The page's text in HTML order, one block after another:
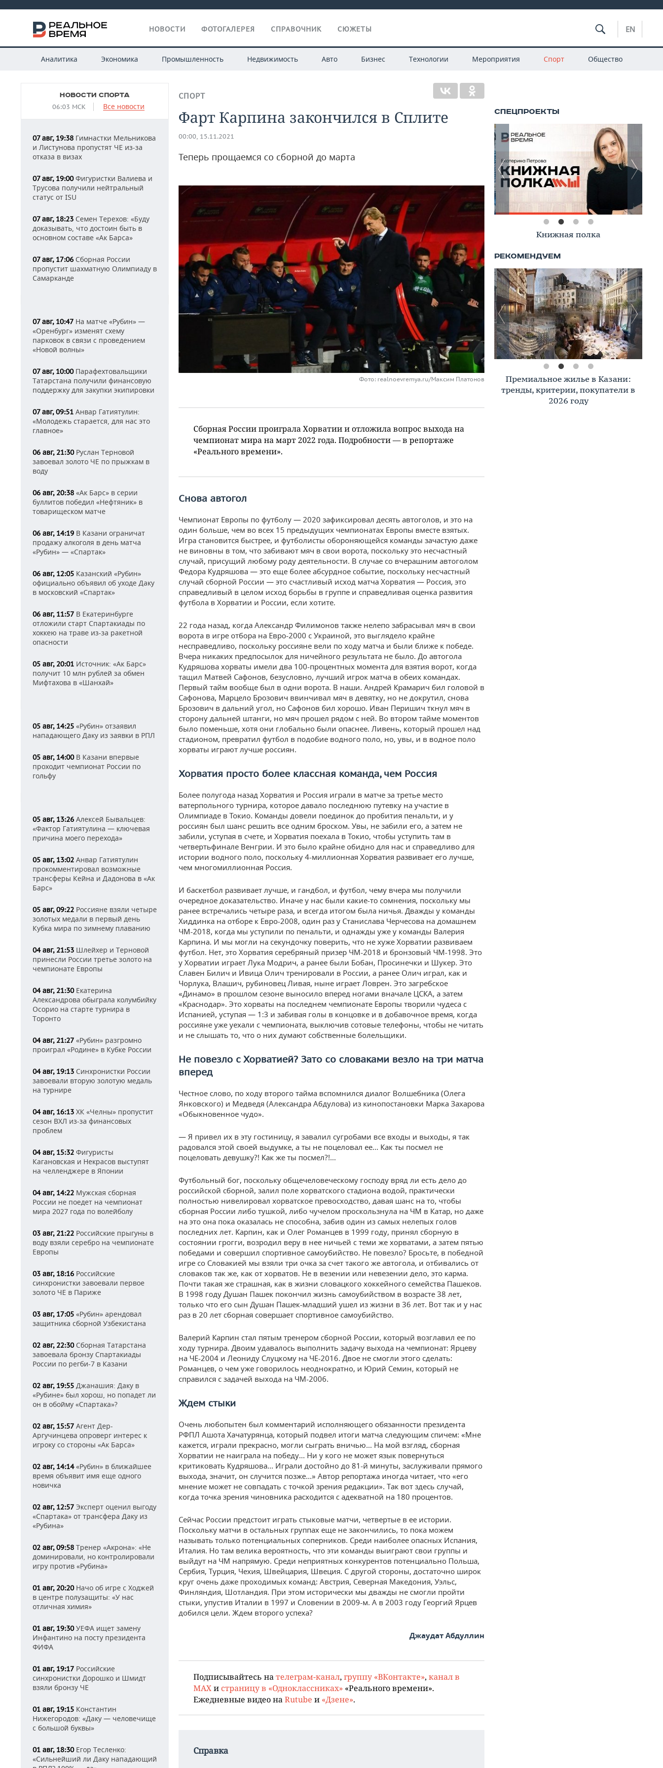
НОВОСТИ ФОТОГАЛЕРЕЯ СПРАВОЧНИК СЮЖЕТЫ EN
Аналитика Экономика Промышленность Недвижимость Авто Бизнес Технологии Мероприятия Спорт Общество
НОВОСТИ СПОРТА
06:03 МСК Все новости
07 авг, 19:38 Гимнастки Мельникова
и Листунова пропустят ЧЕ из-за
отказа в визах
07 авг, 19:00Фигуристки Валиева и
Трусова получили нейтральный
статус от ISU
07 авг, 18:23 Семен Терехов: «Буду
доказывать, что достоин быть в
основном составе «Ак Барса»
07 авг, 17:06 Сборная России
пропустит шахматную Олимпиаду в
Самарканде
07 авг, 10:47 На матче «Рубин» —
«Оренбург» изменят схему
парковок в связи с проведением
«Новой волны»
07 авг, 10:00Парафехтовальщики
Татарстана получили финансовую
поддержку для закупки экипировки
07 авг, 09:51 Анвар Гатиятулин:
«Молодежь старается, для нас это
главное»
06 авг, 21:30Руслан Терновой
завоевал золото ЧЕ по прыжкам в
воду
06 авг, 20:38 «Ак Барс» в серии
буллитов победил «Нефтяник» в
товарищеском матче
06 авг, 14:19 В Казани ограничат
продажу алкоголя в день матча
«Рубин» — «Спартак»
06 авг, 12:05 Казанский «Рубин»
официально объявил об уходе Даку
в московский «Спартак»
06 авг, 11:57 В Екатеринбурге
отложили старт Спартакиады по
хоккею на траве из-за ракетной
опасности
05 авг, 20:01 Источник: «Ак Барс»
получит 10 млн рублей за обмен
Мифтахова в «Шанхай»
05 авг, 14:25 «Рубин» отзаявил
нападающего Даку из заявки в РПЛ
05 авг, 14:00В Казани впервые
проходит чемпионат России по
гольфу
05 авг, 13:26 Алексей Бывальцев:
«Фактор Гатиятулина — ключевая
причина моего перехода»
05 авг, 13:02 Анвар Гатиятулин
прокомментировал возможные
трансферы Кейна и Дадонова в «Ак
Барс»
05 авг, 09:22 Россияне взяли четыре
золотых медали в первый день
Кубка мира по зимнему плаванию
04 авг, 21:53 Шлейхер и Терновой
принесли России третье золото на
чемпионате Европы
04 авг, 21:30Екатерина
Александрова обыграла колумбийку
Осорио на старте турнира в
Торонто
04 авг, 21:27 «Рубин» разгромно
проиграл «Родине» в Кубке России
04 авг, 19:13 Синхронистки России
завоевали вторую золотую медаль
на турнире
04 авг, 16:13 ХК «Челны» пропустит
сезон ВХЛ из-за финансовых
проблем
04 авг, 15:32 Фигуристы
Кагановская и Некрасов выступят
на челленджере в Японии
04 авг, 14:22 Мужская сборная
России не поедет на чемпионат
мира 2027 года по волейболу
03 авг, 21:22 Российские прыгуны в
воду взяли серебро на чемпионате
Европы
03 авг, 18:16 Российские
синхронистки завоевали первое
золото ЧЕ в Париже
03 авг, 17:05 «Рубин» арендовал
защитника сборной Узбекистана
02 авг, 22:30Сборная Татарстана
завоевала бронзу Спартакиады
России по регби-7 в Казани
02 авг, 19:55 Джанашия: Даку в
«Рубине» был хорош, но попадет ли
он в обойму «Спартака»?
02 авг, 15:57 Агент Дер-
Аргучинцева опроверг интерес к
игроку со стороны «Ак Барса»
02 авг, 14:14«Рубин» в ближайшее
время объявит имя еще одного
новичка
02 авг, 12:57 Эксперт оценил выгоду
«Спартака» от трансфера Даку из
«Рубина»
02 авг, 09:58 Тренер «Акрона»: «Не
доминировали, но контролировали
игру против «Рубина»
01 авг, 20:20Начо об игре с Ходжей
в центре полузащиты: «У нас
отличная химия»
01 авг, 19:30УЕФА ищет замену
Инфантино на посту президента
ФИФА
01 авг, 19:17 Российские
синхронистки Дорошко и Шмидт
взяли бронзу ЧЕ
01 авг, 19:15 Константин
Нижегородов: «Даку — человечище
с большой буквы»
01 авг, 18:30Егор Тесленко:
«Сильнейший ли Даку нападающий
СПОРТ
Фарт Карпина закончился в Сплите
00:00, 15.11.2021
Теперь прощаемся со сборной до марта
Фото: realnoevremya.ru/Максим Платонов
Сборная России проиграла Хорватии и отложила вопрос выхода на
чемпионат мира на март 2022 года. Подробности — в репортаже
«Реального времени».
Снова автогол
Чемпионат Европы по футболу — 2020 зафиксировал десять автоголов, и это на
один больше, чем во всех 15 предыдущих чемпионатах Европы вместе взятых.
Игра становится быстрее, и футболисты обороняющейся команды зачастую даже
не виновны в том, что забивают мяч в свои ворота, поскольку это несчастный
случай, присущий любому роду деятельности. В случае со вчерашним автоголом
Федора Кудряшова — это еще более абсурдное событие, поскольку несчастный
случай сборной России — это счастливый исход матча Хорватия — Россия, это
справедливый в целом исход борьбы в группе и справедливая оценка развития
футбола в Хорватии и России, если хотите.
22 года назад, когда Александр Филимонов также нелепо забрасывал мяч в свои
ворота в игре отбора на Евро-2000 с Украиной, это выглядело крайне
несправедливо, поскольку россияне вели по ходу матча и были ближе к победе.
Вчера никаких предпосылок для ничейного результата не было. До автогола
Кудряшова хорваты имели два 100-процентных момента для взятия ворот, когда
тащил Матвей Сафонов, безусловно, лучший игрок матча в обеих командах.
Первый тайм вообще был в одни ворота. В наши. Андрей Крамарич бил головой в
Сафонова, Марцело Брозович ввинчивал мяч в девятку, но не докрутил, снова
Брозович в дальний угол, но Сафонов бил хорошо. Иван Перишич ткнул мяч в
сторону дальней штанги, но мяч прошел рядом с ней. Во втором тайме моментов
было поменьше, хотя они глобально были опаснее. Ливень, который прошел над
стадионом, превратил футбол в подобие водного поло, но, увы, и в водное поло
хорваты играют лучше россиян.
Хорватия просто более классная команда, чем Россия
Более полугода назад Хорватия и Россия играли в матче за третье место
ватерпольного турнира, которое давало последнюю путевку на участие в
Олимпиаде в Токио. Команды довели поединок до пробития пенальти, и у
россиян был шанс решить все одним броском. Увы, не забили его, а затем не
забили, уступая в счете, и Хорватия поехала в Токио, чтобы уступить там в
четвертьфинале Венгрии. И это было крайне обидно для нас и справедливо для
истории водного поло, поскольку 4-миллионная Хорватия развивает его лучше,
чем многомиллионная Россия.
И баскетбол развивает лучше, и гандбол, и футбол, чему вчера мы получили
очередное доказательство. Иначе у нас были какие-то сомнения, поскольку мы
ранее встречались четыре раза, и всегда итогом была ничья. Дважды у команды
Хиддинка на отборе к Евро-2008, один раз у Станислава Черчесова на домашнем
ЧМ-2018, когда мы уступили по пенальти, и однажды уже у команды Валерия
Карпина. И мы могли на секундочку поверить, что не хуже Хорватии развиваем
футбол. Нет, это Хорватия серебряный призер ЧМ-2018 и бронзовый ЧМ-1998. Это
у Хорватии играет Лука Модрич, а ранее были Бобан, Просинечки и Шукер. Это
Славен Билич и Ивица Олич тренировали в России, а ранее Олич играл, как и
Чорлука, Влашич, рубиновец Ливая, ныне играет Ловрен. Это загребское
«Динамо» в прошлом сезоне выносило вперед ногами вначале ЦСКА, а затем
«Краснодар». Это хорваты на последнем чемпионате Европы творили чудеса с
Испанией, уступая — 1:3 и забивая голы в концовке и в добавочное время, когда
россияне уже уехали с чемпионата, выключив сотовые телефоны, чтобы не читать
и не слышать то, что о них думают собственные болельщики.
Не повезло с Хорватией? Зато со словаками везло на три матча
вперед
Честное слово, по ходу второго тайма вспомнился диалог Волшебника (Олега
Янковского) и Медведя (Александра Абдулова) из кинопостановки Марка Захарова
«Обыкновенное чудо».
— Я привел их в эту гостиницу, я завалил сугробами все входы и выходы, я так
радовался этой своей выдумке, а ты не поцеловал ее... Как ты посмел не
поцеловать девушку?! Как же ты посмел?!...
Футбольный бог, поскольку общечеловеческому господу вряд ли есть дело до
российской сборной, залил поле хорватского стадиона водой, практически
полностью нивелировал хорватское превосходство, давая шанс на то, чтобы
сборная России либо тушкой, либо чучелом проскользнула на ЧМ в Катар, но даже
на это она пока оказалась не способна, забив один из самых нелепых голов
последних лет. Карпин, как и Олег Романцев в 1999 году, принял сборную в
состоянии грогги, возродил веру в нее ничьей с теми же хорватами, а затем пятью
победами и совершил спортивное самоубийство. Не повезло? Бросьте, в победной
игре со Словакией мы взяли три очка за счет такого же автогола, и отбивались от
словаков так же, как от хорватов. Не в везении или невезении дело, это карма.
Почти такая же страшная, как в жизни словацкого хоккейного семейства Пашеков.
В 1998 году Душан Пашек покончил жизнь самоубийством в возрасте 38 лет,
только что его сын Душан Пашек-младший ушел из жизни в 36 лет. Вот так и у нас
раз в 20 лет сборная совершает спортивное самоубийство.
Валерий Карпин стал пятым тренером сборной России, который возглавил ее по
ходу турнира. Двоим удавалось выполнить задачу выхода на чемпионат: Ярцеву
на ЧЕ-2004 и Леониду Слуцкому на ЧЕ-2016. Двое не смогли этого сделать:
Романцев, о чем уже говорилось неоднократно, и Юрий Семин, который не
справился с задачей выхода на ЧМ-2006.
Ждем стыки
Очень любопытен был комментарий исполняющего обязанности президента
РФПЛ Ашота Хачатурянца, который подвел итоги матча следующим спичем: «Мне
кажется, играли прекрасно, могли сыграть вничью... На мой взгляд, сборная
Хорватии не наиграла на победу... Ни у кого не может язык повернуться
критиковать Кудряшова... Играли достойно до 81-й минуты, заслуживали прямого
выхода, значит, он случится позже...» Автор репортажа иногда читает, что «его
мнение может не совпадать с точкой зрения редакции». Так вот здесь случай,
когда точка зрения чиновника расходится с адекватной на 180 процентов.
Сейчас России предстоит играть стыковые матчи, четвертые в ее истории.
Поскольку матчи в остальных группах еще не закончились, то пока можем
называть только потенциальных соперников. Среди наиболее опасных Испания,
Италия. Но там велика вероятность, что эти команды выиграют свои группы и
выйдут на ЧМ напрямую. Среди неприятных конкурентов потенциально Польша,
Сербия, Турция, Чехия, Швейцария, Швеция. С другой стороны, достаточно широк
круг очень даже проходимых команд: Австрия, Северная Македония, Уэльс,
Финляндия, Шотландия. При этом исторически мы дважды не смогли пройти
стыки, упустив Италии в 1997 и Словении в 2009-м. А в 2003 году Георгий Ярцев
добился цели. Ждем второго успеха?
Джаудат Абдуллин
Подписывайтесь нателеграм-канал, группу «ВКонтакте», канал в
MAXи страницу в «Одноклассниках» «Реального времени».
Ежедневные видео наRutube и «Дзене».
Справка
Книжная полка
Премиальное жилье в Казани:
тренды, критерии, покупатели в
2026 году